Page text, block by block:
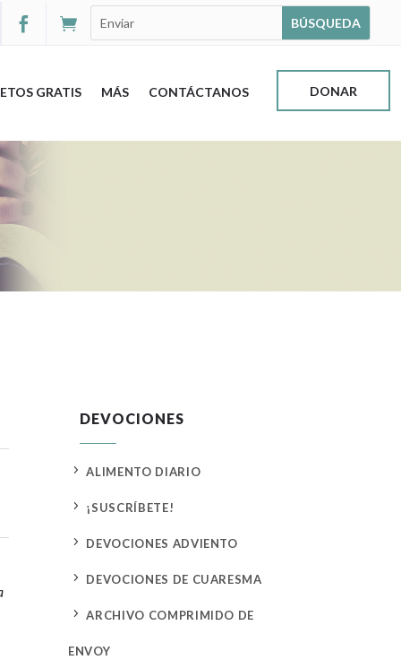


GRATIS MÁS CONTÁCTANOS DONAR
DEVOCIONES
5 ALIMENTO DIARIO
5 ¡SUSCRÍBETE!
5 DEVOCIONES ADVIENTO
5 DEVOCIONES DE CUARESMA
5 ARCHIVO COMPRIMIDO DE
ENVOY